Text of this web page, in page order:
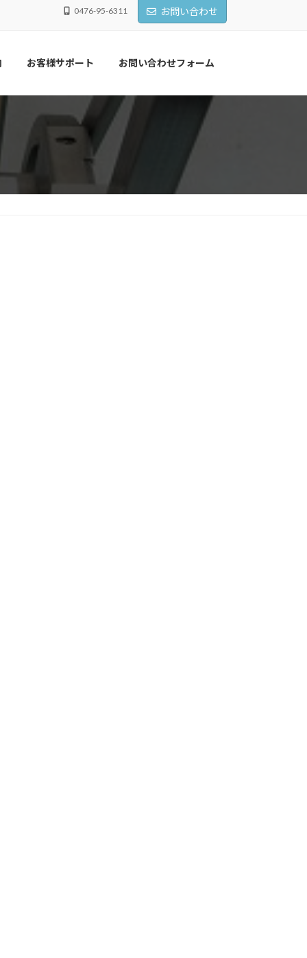
0476-95-6311 お問い合わせ
お客様サポート お問い合わせフォーム